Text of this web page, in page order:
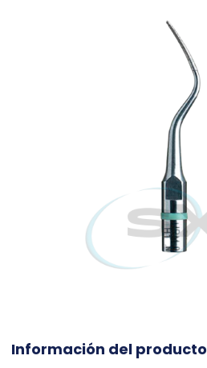
Información del producto